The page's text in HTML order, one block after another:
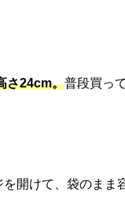
さ24cm。普段買っ
開けて、袋のまま